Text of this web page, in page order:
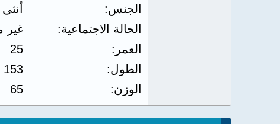
الجنس
أنثى
الحالة الاجتماعية
غير
العمر
25
الطول
153
الوزن
65